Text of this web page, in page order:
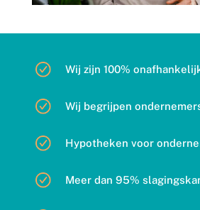
Wij zijn 100%
Wij begrijpen
Hypotheken voor
Meer dan 95%